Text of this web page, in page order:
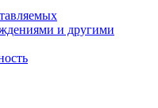
и другими